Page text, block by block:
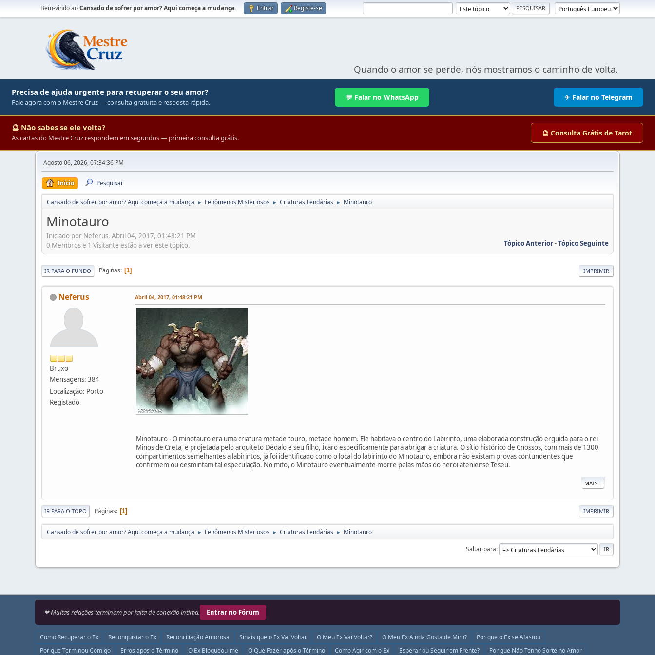
Bem-vindo aoCansado de sofrer por amor? Aqui começa a mudança. Entrar Registe-se
Quando o amor se perde, nós mostramos o caminho de volta.
Precisa de ajuda urgente para recuperar o seu amor?
Fale agora com o Mestre Cruz — consulta gratuita e resposta rápida.
💬 Falar no WhatsApp ✈ Falar no Telegram
🔮 Não sabes se ele volta?
As cartas do Mestre Cruz respondem em segundos — primeira consulta grátis.
🔮 Consulta Grátis de Tarot
Agosto 06, 2026, 07:34:36 PM
Início Pesquisar
Cansado de sofrer por amor? Aqui começa a mudança ► Fenômenos Misteriosos ► Criaturas Lendárias ► Minotauro
Minotauro
Iniciado por Neferus, Abril 04, 2017, 01:48:21 PM
Tópico Anterior-Tópico Seguinte
0 Membros e 1 Visitante estão a ver este tópico.
IMPRIMIR
IR PARA O FUNDO Páginas 1
Neferus
Bruxo
Mensagens: 384
Localização: Porto
Registado
Abril 04, 2017, 01:48:21 PM
Minotauro - O minotauro era uma criatura metade touro, metade homem. Ele habitava o centro do Labirinto, uma elaborada construção erguida para o rei
Minos de Creta, e projetada pelo arquiteto Dédalo e seu filho, Ícaro especificamente para abrigar a criatura. O sítio histórico de Cnossos, com mais de 1300
compartimentos semelhantes a labirintos, já foi identificado como o local do labirinto do Minotauro, embora não existam provas contundentes que
confirmem ou desmintam tal especulação. No mito, o Minotauro eventualmente morre pelas mãos do heroi ateniense Teseu.
MAIS...
IMPRIMIR
IR PARA O TOPO Páginas 1
Cansado de sofrer por amor? Aqui começa a mudança ► Fenômenos Misteriosos ► Criaturas Lendárias ► Minotauro
Saltar para
❤ Muitas relações terminam por falta de conexão íntima. Entrar no Fórum
Como Recuperar o Ex Reconquistar o Ex Reconciliação Amorosa Sinais que o Ex Vai Voltar O Meu Ex Vai Voltar? O Meu Ex Ainda Gosta de Mim?
Por que o Ex se Afastou
Por que Terminou Comigo
Erros após o Término O Ex Bloqueou-me O Que Fazer após o Término Como Agir com o Ex Esperar ou Seguir em Frente? Por que Não Tenho Sorte no Amor